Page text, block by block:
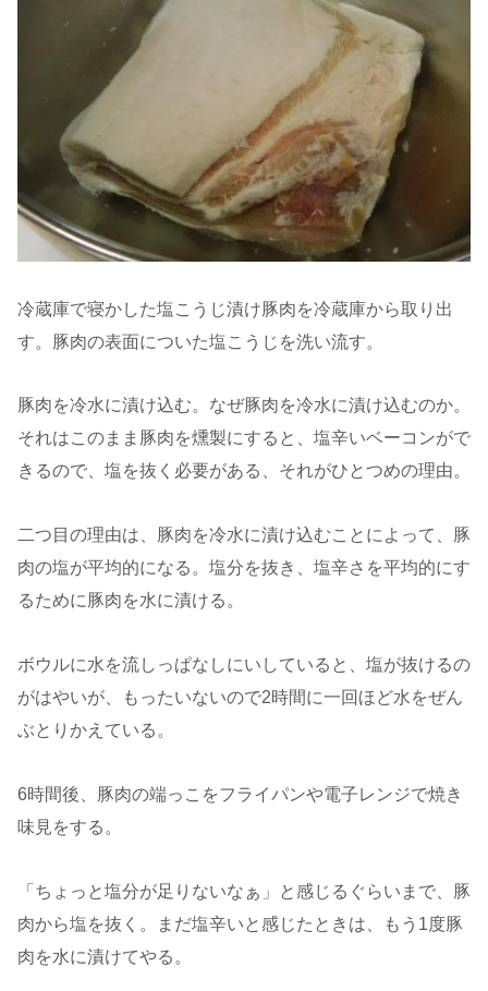
冷蔵庫で寝かした塩こうじ漬け豚肉を冷蔵庫から取り出
す。豚肉の表面についた塩こうじを洗い流す。
豚肉を冷水に漬け込む。なぜ豚肉を冷水に漬け込むのか。
それはこのまま豚肉を燻製にすると、塩辛いベーコンがで
きるので、塩を抜く必要がある、それがひとつめの理由。
二つ目の理由は、豚肉を冷水に漬け込むことによって、豚
肉の塩が平均的になる。塩分を抜き、塩辛さを平均的にす
るために豚肉を水に漬ける。
ボウルに水を流しっぱなしにいしていると、塩が抜けるの
がはやいが、もったいないので2時間に一回ほど水をぜん
ぶとりかえている。
6時間後、豚肉の端っこをフライパンや電子レンジで焼き
味見をする。
「ちょっと塩分が足りないなぁ」と感じるぐらいまで、豚
肉から塩を抜く。まだ塩辛いと感じたときは、もう1度豚
肉を水に漬けてやる。